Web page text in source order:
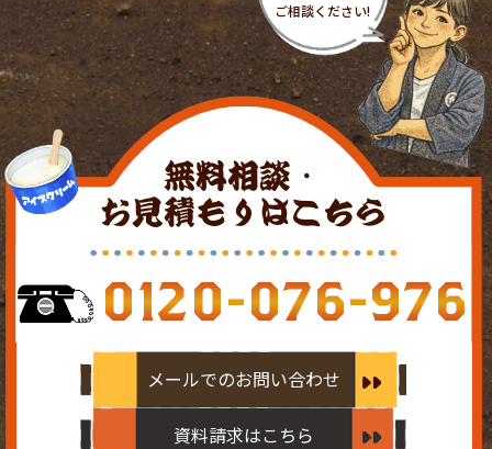
無料相談・
お見積もりはこちら
0120-076-976
メールでのお問い合わせ
資料請求はこちら